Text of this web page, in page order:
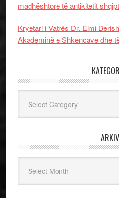
madhështore të antikitetit
Kryetari i Vatrës Dr. Elmi
Akademinë e Shkencave dhe
ARKIV